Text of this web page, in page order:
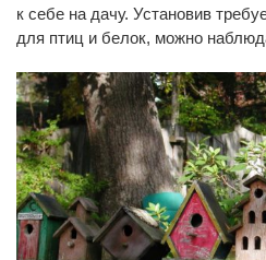
к себе на дачу. Установив
для птиц и белок, можно